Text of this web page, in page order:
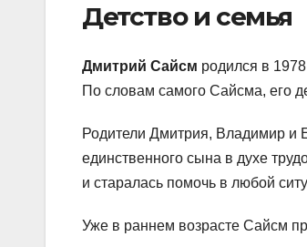
Детство и семья
Дмитрий Сайсм родился в
По словам самого Сайсма, его
Родители Дмитрия, Владимир
единственного сына в духе
и старалась помочь в любой
Уже в раннем возрасте Сайсм